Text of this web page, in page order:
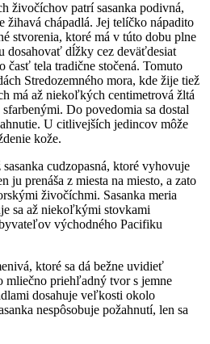
živočíchov patrí sasanka podivná,
žihavá chápadlá. Jej telíčko nápadito
stvorenia, ktoré má v túto dobu plne
dosahovať dĺžky cez deväťdesiat
časť tela tradične stočená. Tomuto
Stredozemného mora, kde žije tiež
má až niekoľkých centimetrová žltá
Do povedomia sa dostal
U citlivejších jedincov môže
kože.
cudzopasná, ktoré vyhovuje
ju prenáša z miesta na miesto, a zato
živočíchmi. Sasanka meria
sa až niekoľkými stovkami
východného Pacifiku
ktoré sa dá bežne uvidieť
mliečno priehľadný tvor s jemne
dosahuje veľkosti okolo
nespôsobuje požahnutí, len sa